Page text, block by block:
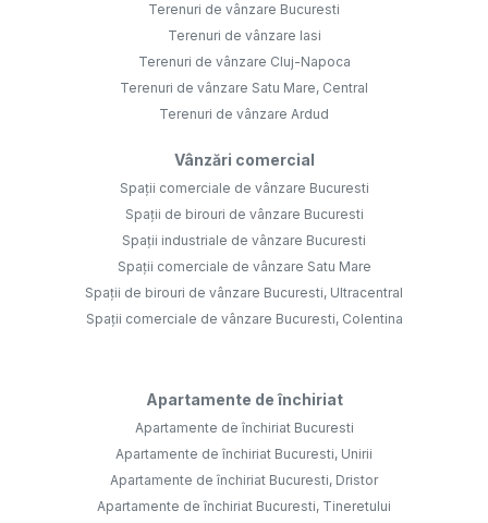
Terenuri de vânzare Bucuresti
Terenuri de vânzare Iasi
Terenuri de vânzare Cluj-Napoca
Terenuri de vânzare Satu Mare, Central
Terenuri de vânzare Ardud
Vânzări comercial
Spații comerciale de vânzare Bucuresti
Spații de birouri de vânzare Bucuresti
Spații industriale de vânzare Bucuresti
Spații comerciale de vânzare Satu Mare
Spații de birouri de vânzare Bucuresti, Ultracentral
Spații comerciale de vânzare Bucuresti, Colentina
Apartamente de închiriat
Apartamente de închiriat Bucuresti
Apartamente de închiriat Bucuresti, Unirii
Apartamente de închiriat Bucuresti, Dristor
Apartamente de închiriat Bucuresti, Tineretului